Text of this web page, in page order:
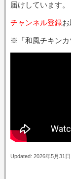
届けしています。
チャンネル登録お
※「和風チキンカ
Updated: 2026年5月31